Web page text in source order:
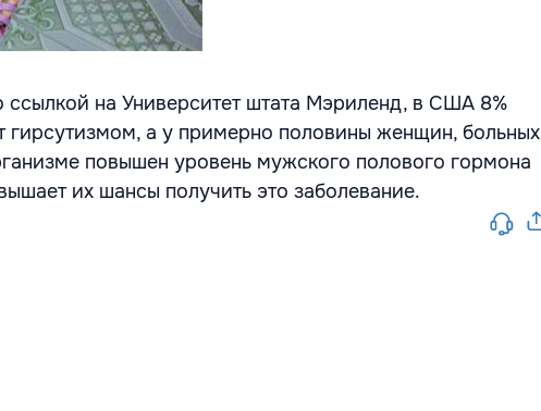
ссылкой на Университет штата Мэриленд, в США 8%
а у примерно половины женщин, больных
повышен уровень мужского полового гормона
их шансы получить это заболевание.